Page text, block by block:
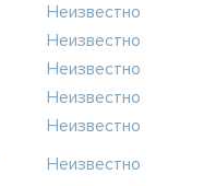
Неизвестно
Неизвестно
Неизвестно
Неизвестно
Неизвестно
Неизвестно